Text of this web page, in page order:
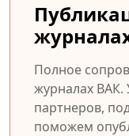
Полное
журналах ВАК.
партнеров,
поможем